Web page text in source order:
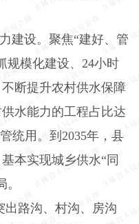
建设。聚焦“建好、管
模化建设、 24小时
断提升农村供水保障
水能力的工程占比达
统用。到 2035年，县
本实现城乡供水“同
出路沟、村沟、房沟